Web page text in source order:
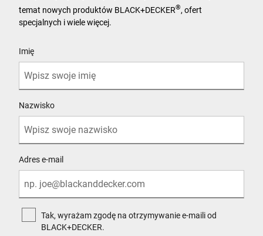
temat nowych produktów BLACK+DECKER® , ofert
specjalnych i wiele więcej.
Imię
Nazwisko
Adres e-mail
Tak, wyrażam zgodę na otrzymywanie e-maili od
BLACK+DECKER.